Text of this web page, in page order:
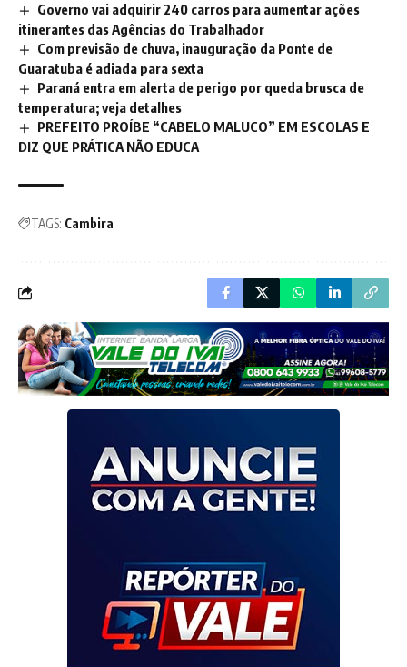
Governo vai adquirir 240 carros para aumentar ações
itinerantes das Agências do Trabalhador
Com previsão de chuva, inauguração da Ponte de
Guaratuba é adiada para sexta
Paraná entra em alerta de perigo por queda brusca de
temperatura; veja detalhes
PREFEITO PROÍBE “CABELO MALUCO” EM ESCOLAS E
DIZ QUE PRÁTICA NÃO EDUCA
TAGS: Cambira